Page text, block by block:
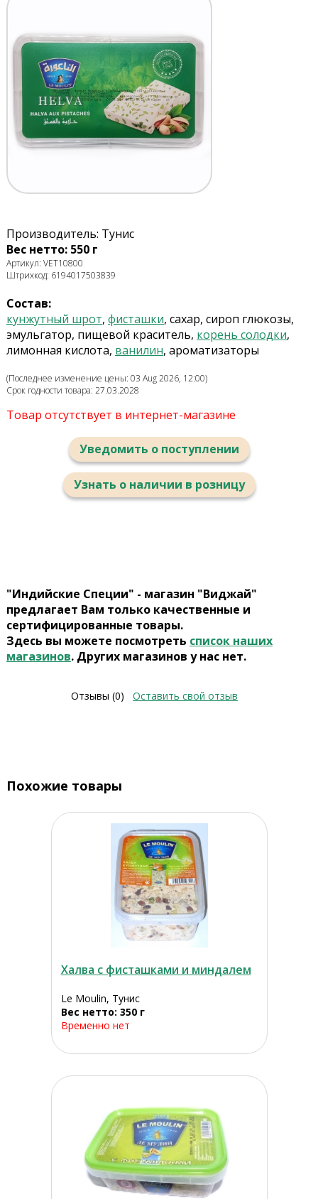
Производитель: Тунис
Вес нетто: 550 г
Артикул: VET10800
Штрихкод: 6194017503839
Состав:
кунжутный шрот, фисташки, сахар, сироп глюкозы,
эмульгатор, пищевой краситель, корень солодки,
лимонная кислота, ванилин, ароматизаторы
(Последнее изменение цены: 03 Aug 2026, 12:00)
Срок годности товара: 27.03.2028
Товар отсутствует в интернет-магазине
Уведомить о поступлении
Узнать о наличии в розницу
"Индийские Специи" - магазин "Виджай"
предлагает Вам только качественные и
сертифицированные товары.
Здесь вы можете посмотреть список наших
магазинов. Других магазинов у нас нет.
Отзывы (0) Оставить свой отзыв
Похожие товары
Халва с фисташками и миндалем
Le Moulin, Тунис
Вес нетто: 350 г
Временно нет